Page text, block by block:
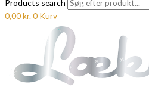
Products search
0,00kr.0 Kurv